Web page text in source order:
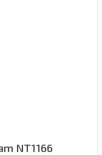
NT1166